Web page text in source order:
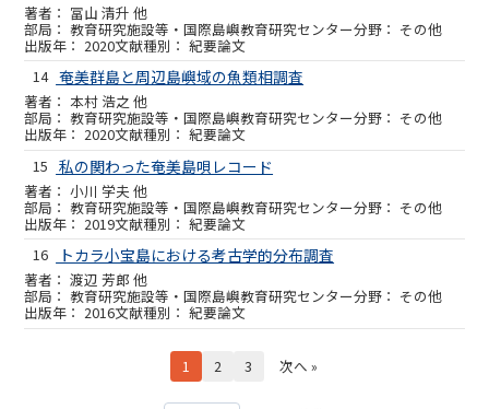
冨山 清升 他
教育研究施設等・国際島嶼教育研究センター その他
2020
紀要論文
14 奄美群島と周辺島嶼域の魚類相調査
本村 浩之 他
教育研究施設等・国際島嶼教育研究センター その他
2020
紀要論文
15 私の関わった奄美島唄レコード
小川 学夫 他
教育研究施設等・国際島嶼教育研究センター その他
2019
紀要論文
16
トカラ小宝島における考古学的分布調査
渡辺 芳郎 他
教育研究施設等・国際島嶼教育研究センター その他
2016 紀要論文
1 2 3 次へ »